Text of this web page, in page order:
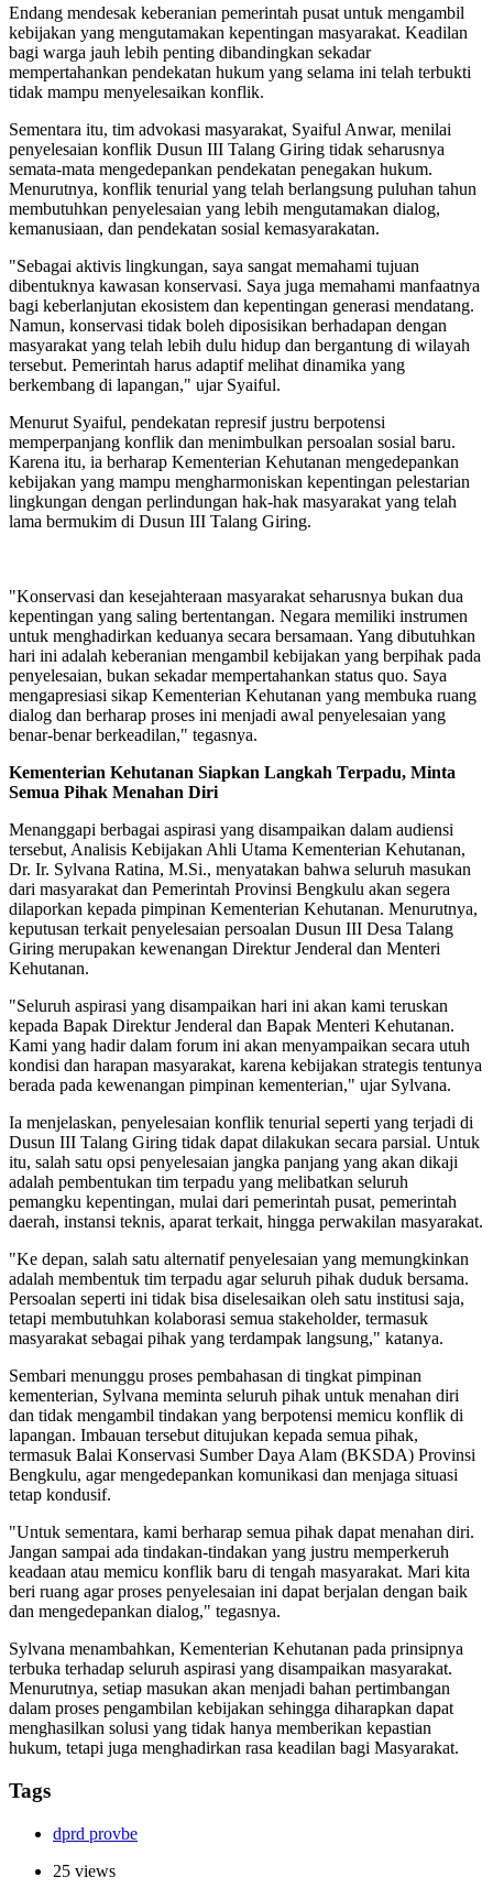
Endang mendesak keberanian pemerintah pusat untuk mengambil
kebijakan yang mengutamakan kepentingan masyarakat. Keadilan
bagi warga jauh lebih penting dibandingkan sekadar
mempertahankan pendekatan hukum yang selama ini telah terbukti
tidak mampu menyelesaikan konflik.
Sementara itu, tim advokasi masyarakat, Syaiful Anwar, menilai
penyelesaian konflik Dusun III Talang Giring tidak seharusnya
semata-mata mengedepankan pendekatan penegakan hukum.
Menurutnya, konflik tenurial yang telah berlangsung puluhan tahun
membutuhkan penyelesaian yang lebih mengutamakan dialog,
kemanusiaan, dan pendekatan sosial kemasyarakatan.
"Sebagai aktivis lingkungan, saya sangat memahami tujuan
dibentuknya kawasan konservasi. Saya juga memahami manfaatnya
bagi keberlanjutan ekosistem dan kepentingan generasi mendatang.
Namun, konservasi tidak boleh diposisikan berhadapan dengan
masyarakat yang telah lebih dulu hidup dan bergantung di wilayah
tersebut. Pemerintah harus adaptif melihat dinamika yang
berkembang di lapangan," ujar Syaiful.
Menurut Syaiful, pendekatan represif justru berpotensi
memperpanjang konflik dan menimbulkan persoalan sosial baru.
Karena itu, ia berharap Kementerian Kehutanan mengedepankan
kebijakan yang mampu mengharmoniskan kepentingan pelestarian
lingkungan dengan perlindungan hak-hak masyarakat yang telah
lama bermukim di Dusun III Talang Giring.
"Konservasi dan kesejahteraan masyarakat seharusnya bukan dua
kepentingan yang saling bertentangan. Negara memiliki instrumen
untuk menghadirkan keduanya secara bersamaan. Yang dibutuhkan
hari ini adalah keberanian mengambil kebijakan yang berpihak pada
penyelesaian, bukan sekadar mempertahankan status quo. Saya
mengapresiasi sikap Kementerian Kehutanan yang membuka ruang
dialog dan berharap proses ini menjadi awal penyelesaian yang
benar-benar berkeadilan," tegasnya.
Kementerian Kehutanan Siapkan Langkah Terpadu, Minta
Semua Pihak Menahan Diri
Menanggapi berbagai aspirasi yang disampaikan dalam audiensi
tersebut, Analisis Kebijakan Ahli Utama Kementerian Kehutanan,
Dr. Ir. Sylvana Ratina, M.Si., menyatakan bahwa seluruh masukan
dari masyarakat dan Pemerintah Provinsi Bengkulu akan segera
dilaporkan kepada pimpinan Kementerian Kehutanan. Menurutnya,
keputusan terkait penyelesaian persoalan Dusun III Desa Talang
Giring merupakan kewenangan Direktur Jenderal dan Menteri
Kehutanan.
"Seluruh aspirasi yang disampaikan hari ini akan kami teruskan
kepada Bapak Direktur Jenderal dan Bapak Menteri Kehutanan.
Kami yang hadir dalam forum ini akan menyampaikan secara utuh
kondisi dan harapan masyarakat, karena kebijakan strategis tentunya
berada pada kewenangan pimpinan kementerian," ujar Sylvana.
Ia menjelaskan, penyelesaian konflik tenurial seperti yang terjadi di
Dusun III Talang Giring tidak dapat dilakukan secara parsial. Untuk
itu, salah satu opsi penyelesaian jangka panjang yang akan dikaji
adalah pembentukan tim terpadu yang melibatkan seluruh
pemangku kepentingan, mulai dari pemerintah pusat, pemerintah
daerah, instansi teknis, aparat terkait, hingga perwakilan masyarakat.
"Ke depan, salah satu alternatif penyelesaian yang memungkinkan
adalah membentuk tim terpadu agar seluruh pihak duduk bersama.
Persoalan seperti ini tidak bisa diselesaikan oleh satu institusi saja,
tetapi membutuhkan kolaborasi semua stakeholder, termasuk
masyarakat sebagai pihak yang terdampak langsung," katanya.
Sembari menunggu proses pembahasan di tingkat pimpinan
kementerian, Sylvana meminta seluruh pihak untuk menahan diri
dan tidak mengambil tindakan yang berpotensi memicu konflik di
lapangan. Imbauan tersebut ditujukan kepada semua pihak,
termasuk Balai Konservasi Sumber Daya Alam (BKSDA) Provinsi
Bengkulu, agar mengedepankan komunikasi dan menjaga situasi
tetap kondusif.
"Untuk sementara, kami berharap semua pihak dapat menahan diri.
Jangan sampai ada tindakan-tindakan yang justru memperkeruh
keadaan atau memicu konflik baru di tengah masyarakat. Mari kita
beri ruang agar proses penyelesaian ini dapat berjalan dengan baik
dan mengedepankan dialog," tegasnya.
Sylvana menambahkan, Kementerian Kehutanan pada prinsipnya
terbuka terhadap seluruh aspirasi yang disampaikan masyarakat.
Menurutnya, setiap masukan akan menjadi bahan pertimbangan
dalam proses pengambilan kebijakan sehingga diharapkan dapat
menghasilkan solusi yang tidak hanya memberikan kepastian
hukum, tetapi juga menghadirkan rasa keadilan bagi Masyarakat.
Tags
dprd provbe
25 views